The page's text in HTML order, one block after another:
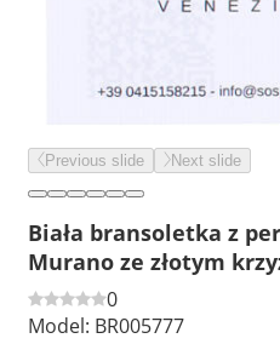
Previous slide Next slide
Biała bransoletka z
Murano ze złotym
0
Model: BR005777